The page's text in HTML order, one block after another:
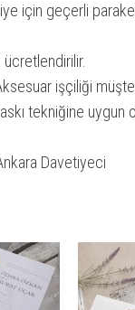
için geçerli
ücretlendirilir.
işçiliği
tekniğine uygun
Davetiyeci